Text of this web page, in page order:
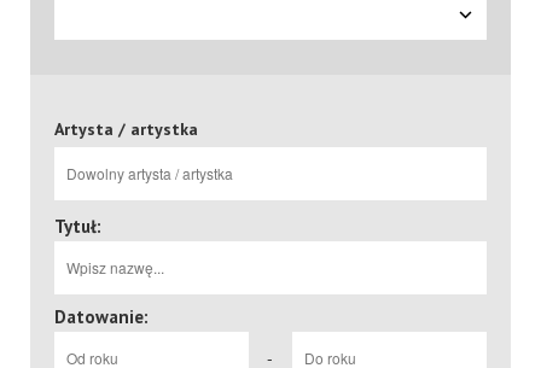
Artysta / artystka
Tytuł:
Datowanie:
-